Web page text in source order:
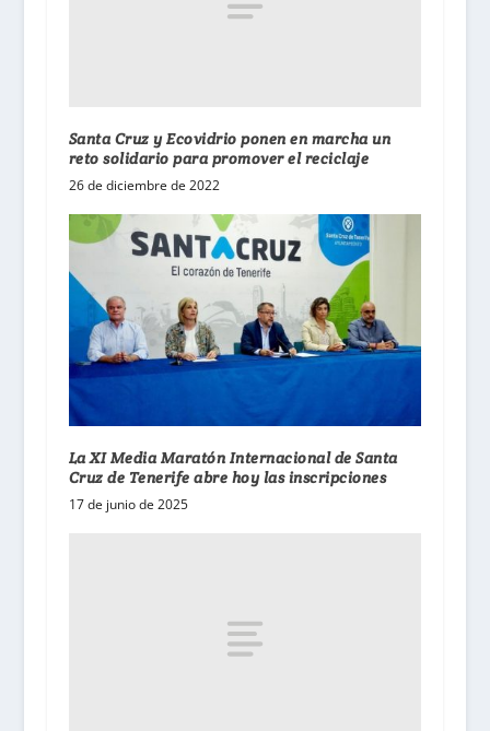
Santa Cruz y Ecovidrio ponen en marcha un
reto solidario para promover el reciclaje
26 de diciembre de 2022
La XI Media Maratón Internacional de Santa
Cruz de Tenerife abre hoy las inscripciones
17 de junio de 2025